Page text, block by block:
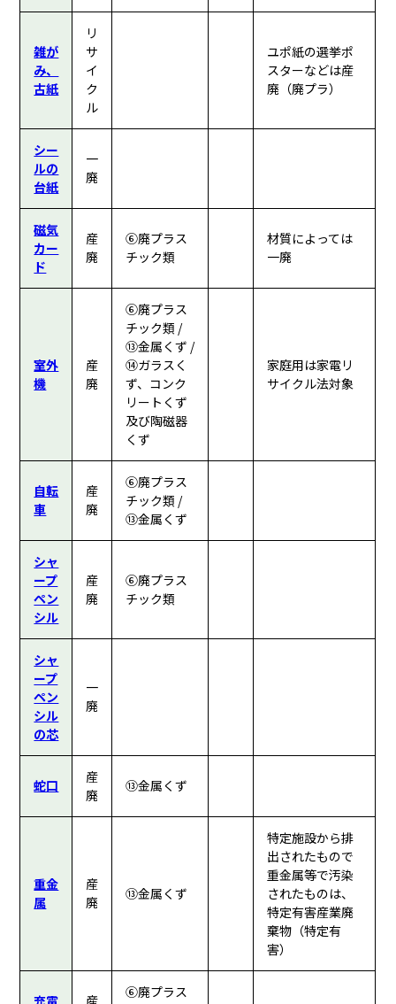
雑が
み、
古紙
リ
サ
イ
ク
ル
ユポ紙の選挙ポ
スターなどは産
廃（廃プラ）
シー
ルの
台紙
一
廃
磁気
カー
ド
産
廃
⑥廃プラス
チック類
材質によっては
一廃
室外
機
産
廃
⑥廃プラス
チック類 /
⑬金属くず /
⑭ガラスく
ず、コンク
リートくず
及び陶磁器
くず
家庭用は家電リ
サイクル法対象
自転
車
産
廃
⑥廃プラス
チック類 /
⑬金属くず
シャ
ープ
ペン
シル
産
廃
⑥廃プラス
チック類
シャ
ープ
ペン
シル
の芯
一
廃
蛇口
産
廃
⑬金属くず
重金
属
産
廃
⑬金属くず
特定施設から排
出されたもので
重金属等で汚染
されたものは、
特定有害産業廃
棄物（特定有
害）
充電
産
⑥廃プラス